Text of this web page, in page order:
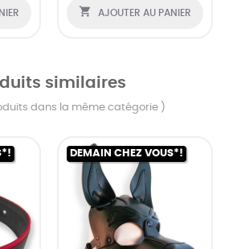
 AJOUTER AU PANIER
similaires
dans la même catégorie )
DEMAIN CHEZ VOUS*!